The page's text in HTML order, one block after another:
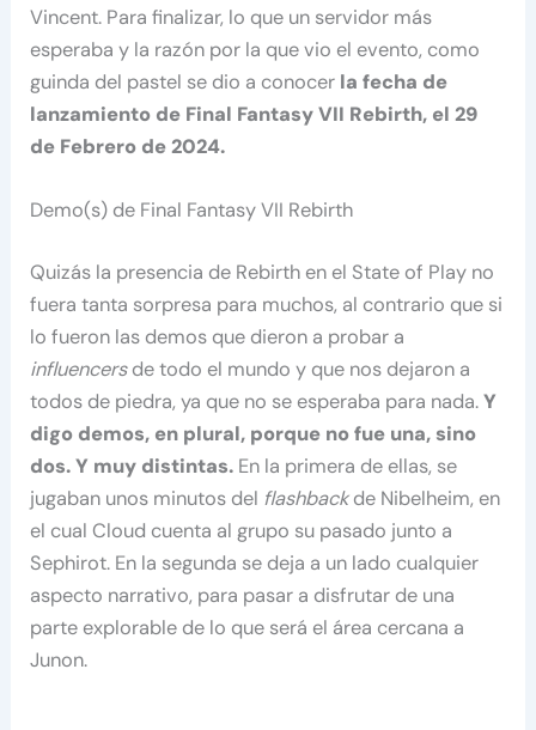
Vincent. Para finalizar, lo que un servidor más
esperaba y la razón por la que vio el evento, como
guinda del pastel se dio a conocer la fecha de
lanzamiento de Final Fantasy VII Rebirth, el 29
de Febrero de 2024.
Demo(s) de Final Fantasy VII Rebirth
Quizás la presencia de Rebirth en el State of Play no
fuera tanta sorpresa para muchos, al contrario que si
lo fueron las demos que dieron a probar a
influencersde todo el mundo y que nos dejaron a
todos de piedra, ya que no se esperaba para nada.Y
digo demos, en plural, porque no fue una, sino
dos. Y muy distintas. En la primera de ellas, se
jugaban unos minutos del flashbackde Nibelheim, en
el cual Cloud cuenta al grupo su pasado junto a
Sephirot. En la segunda se deja a un lado cualquier
aspecto narrativo, para pasar a disfrutar de una
parte explorable de lo que será el área cercana a
Junon.